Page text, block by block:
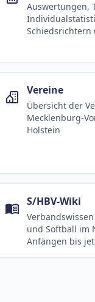
Auswertungen,
Schiedsrichtern
Vereine
Übersicht der
Mecklenburg-
Holstein
S/HBV-Wiki
und Softball im
Anfängen bis